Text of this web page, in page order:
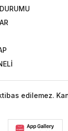
edilemez.